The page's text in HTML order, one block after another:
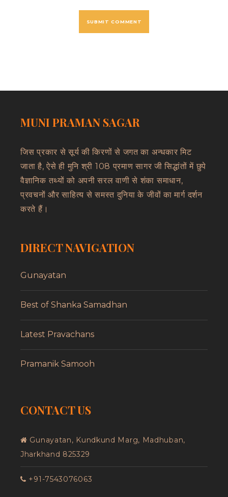
MUNI PRAMAN SAGAR
जिस प्रकार से सूर्य की किरणों से जगत का अन्धकार मिट
जाता है, ऐसे ही मुनि श्री 108 प्रमाण सागर जी सिद्धांतों में छुपे
वैज्ञानिक तथ्यों को अपनी सरल वाणी से शंका समाधान,
प्रवचनों और साहित्य से समस्त दुनिया के जीवों का मार्ग दर्शन
करते हैं।
DIRECT NAVIGATION
Gunayatan
Best of Shanka Samadhan
Latest Pravachans
Pramanik Samooh
CONTACT US
Gunayatan, Kundkund Marg, Madhuban,
Jharkhand 825329
+91-7543076063